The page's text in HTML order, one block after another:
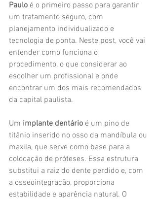
Paulo é o primeiro passo para garantir
um tratamento seguro, com
planejamento individualizado e
tecnologia de ponta. Neste post, você vai
entender como funciona o
procedimento, o que considerar ao
escolher um profissional e onde
encontrar um dos mais recomendados
da capital paulista.
Um implante dentário é um pino de
titânio inserido no osso da mandíbula ou
maxila, que serve como base para a
colocação de próteses. Essa estrutura
substitui a raiz do dente perdido e, com
a osseointegração, proporciona
estabilidade e aparência natural. O